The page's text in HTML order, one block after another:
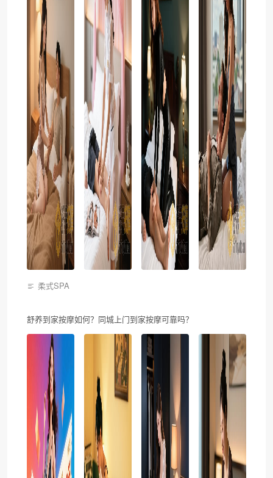
柔式SPA
舒养到家按摩如何？同城上门到家按摩可靠吗？